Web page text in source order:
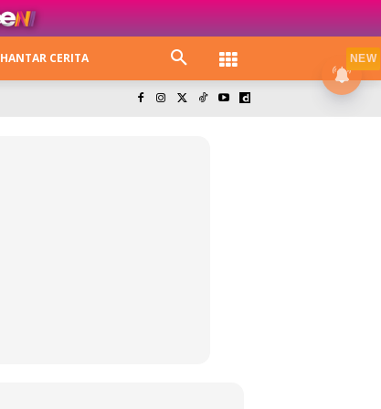
HANTAR CERITA NEW